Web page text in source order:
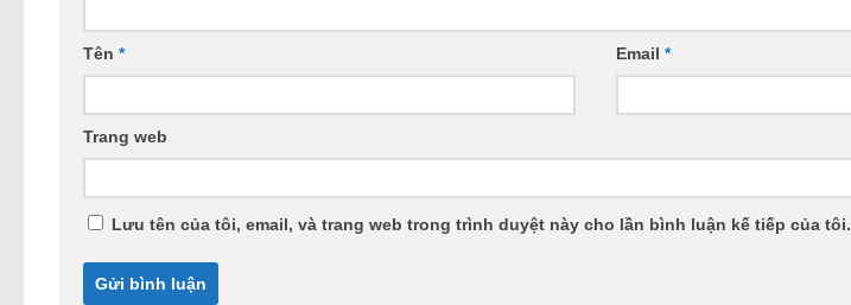
Tên * Email*
Trang web
Lưu tên của tôi, email, và trang web trong trình duyệt này cho lần bình luận kế tiếp của tôi.